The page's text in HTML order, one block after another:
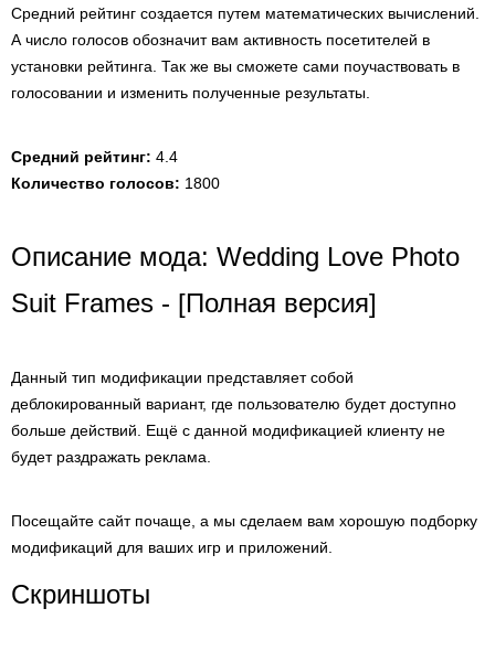
Средний рейтинг создается путем математических вычислений.
А число голосов обозначит вам активность посетителей в
установки рейтинга. Так же вы сможете сами поучаствовать в
голосовании и изменить полученные результаты.
Средний рейтинг: 4.4
Количество голосов: 1800
Описание мода: Wedding Love Photo
Suit Frames - [Полная версия]
Данный тип модификации представляет собой
деблокированный вариант, где пользователю будет доступно
больше действий. Ещё с данной модификацией клиенту не
будет раздражать реклама.
Посещайте сайт почаще, а мы сделаем вам хорошую подборку
модификаций для ваших игр и приложений.
Скриншоты